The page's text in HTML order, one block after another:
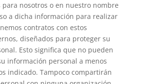
para nosotros o en nuestro nombre
a dicha información para realizar
contratos con estos
diseñados para proteger su
Esto significa que no pueden
información personal a menos
indicado. Tampoco compartirán